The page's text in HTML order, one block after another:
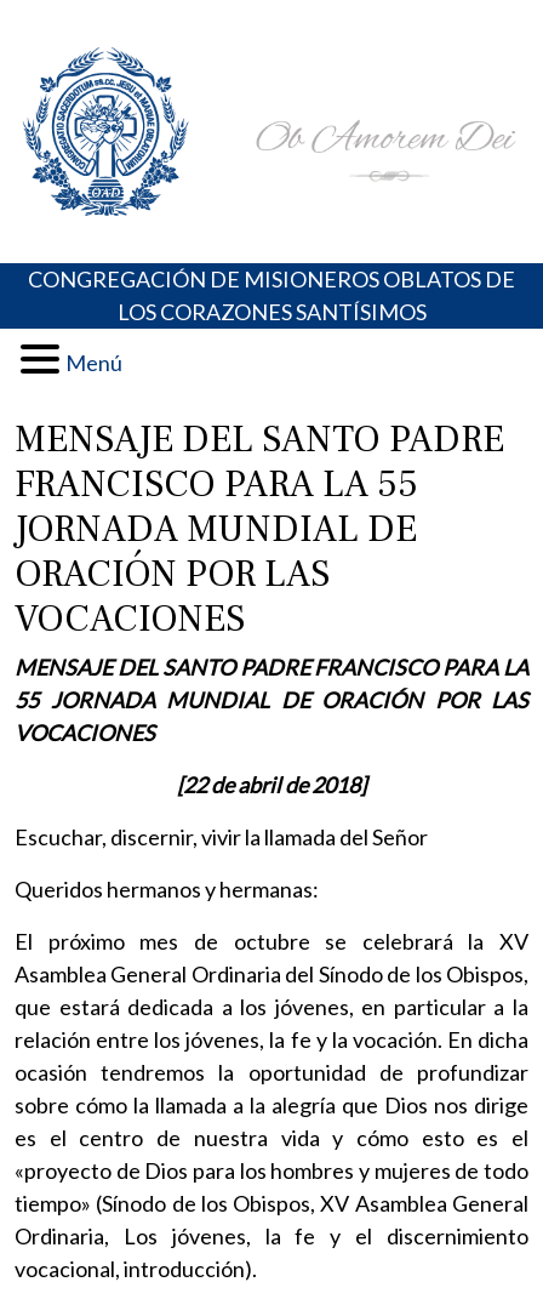
content
Portal de los Padres Oblatos. Advocaciones Marianas,
Oraciones, Música religiosa y más
CONGREGACIÓN DE MISIONEROS OBLATOS DE
LOS CORAZONES SANTÍSIMOS
Menú
MENSAJE DEL SANTO PADRE
FRANCISCO PARA LA 55
JORNADA MUNDIAL DE
ORACIÓN POR LAS
VOCACIONES
MENSAJE DEL SANTO PADRE FRANCISCO PARA LA
55 JORNADA MUNDIAL DE ORACIÓN POR LAS
VOCACIONES
[22 de abril de 2018]
Escuchar, discernir, vivir la llamada del Señor
Queridos hermanos y hermanas:
El próximo mes de octubre se celebrará la XV
Asamblea General Ordinaria del Sínodo de los Obispos,
que estará dedicada a los jóvenes, en particular a la
relación entre los jóvenes, la fe y la vocación. En dicha
ocasión tendremos la oportunidad de profundizar
sobre cómo la llamada a la alegría que Dios nos dirige
es el centro de nuestra vida y cómo esto es el
«proyecto de Dios para los hombres y mujeres de todo
tiempo» (Sínodo de los Obispos, XV Asamblea General
Ordinaria, Los jóvenes, la fe y el discernimiento
vocacional, introducción).